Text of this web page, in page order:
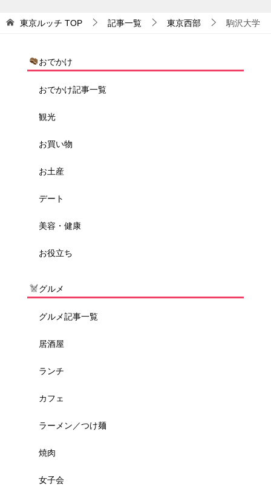
東京ルッチ TOP 記事一覧 東京西部 駒沢大学
おでかけ
おでかけ記事一覧
観光
お買い物
お土産
デート
美容・健康
お役立ち
グルメ
グルメ記事一覧
居酒屋
ランチ
カフェ
ラーメン／つけ麺
焼肉
女子会